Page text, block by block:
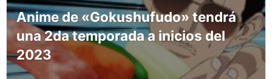
Anime de «Gokushufudo» tendrá
una 2da temporada a inicios del
2023